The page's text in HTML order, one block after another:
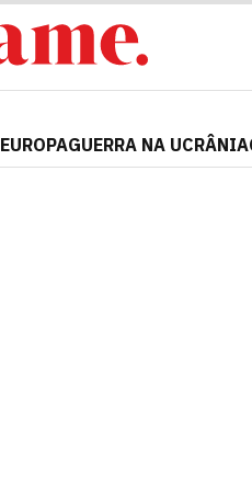
EUROPAGUERRA NA UCRÂNIA